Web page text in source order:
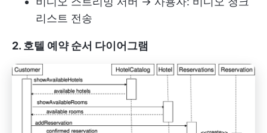
리스트 전송
2. 호텔 예약 순서 다이어그램